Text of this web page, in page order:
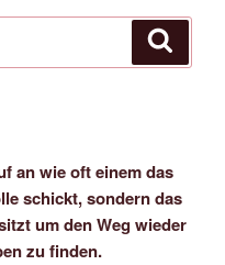
an wie oft einem das
schickt, sondern das
um den Weg wieder
zu finden.